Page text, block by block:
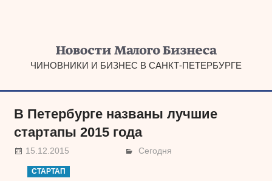
ЧИНОВНИКИ И БИЗНЕС В САНКТ-ПЕТЕРБУРГЕ
В Петербурге названы лучшие
стартапы 2015 года
15.12.2015 Сегодня
СТАРТАП